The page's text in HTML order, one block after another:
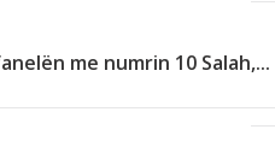
me numrin 10 Salah,...